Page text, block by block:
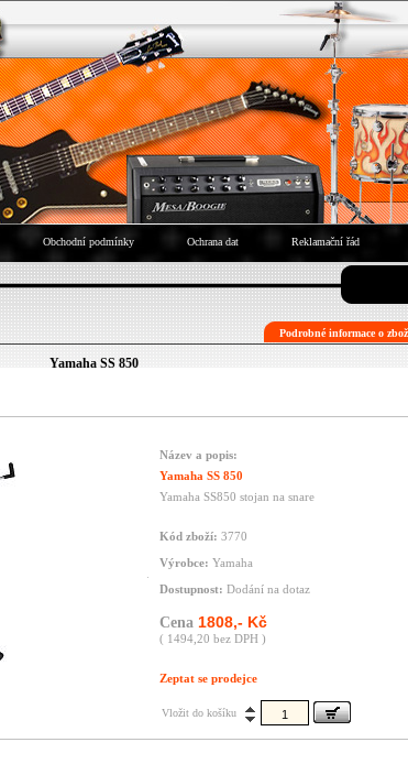
Obchodní podmínky Ochrana dat Reklamační řád
Podrobné informace o
Yamaha SS 850
Název a popis:
Yamaha SS 850
Yamaha SS850 stojan na snare
Kód zboží: 3770
Výrobce: Yamaha
Dostupnost: Dodání na dotaz
Cena 1808,- Kč
( 1494,20 bez DPH )
Zeptat se prodejce
Vložit do košíku